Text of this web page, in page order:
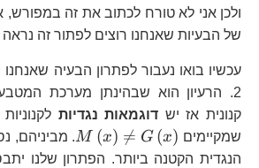
ולכן אני לא טורח לכתוב את זה במפורש,
של הבעיות שאנחנו רוצים לפתור זה
עכשיו בואו נעבור לפתרון הבעיה שאנחנו
2. הרעיון הוא שבהינתן מערכת המטבעות
C
קנונית אז יש דוגמאות נגדיות x
שמקיימיםM\left(x\right)\ne
G\left(x\right)
M (x) 
= G (x) . מביניהם, w
הנגדית הקטנה ביותר. הפתרון שלנו
w